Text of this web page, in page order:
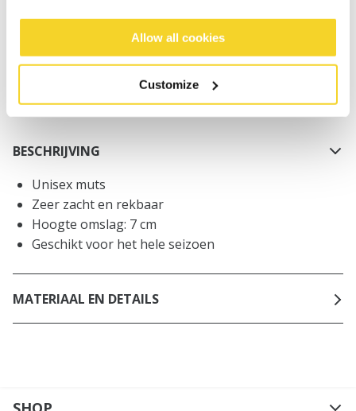
Allow all cookies
Customize
worden geplaatst, worden dezelfde dag verzonden
Gratis verzending voor orders boven € 50,- binnen
NL
Binnen 30 dagen retourneren
BESCHRIJVING
Unisex muts
Zeer zacht en rekbaar
Hoogte omslag: 7 cm
Geschikt voor het hele seizoen
MATERIAAL EN DETAILS